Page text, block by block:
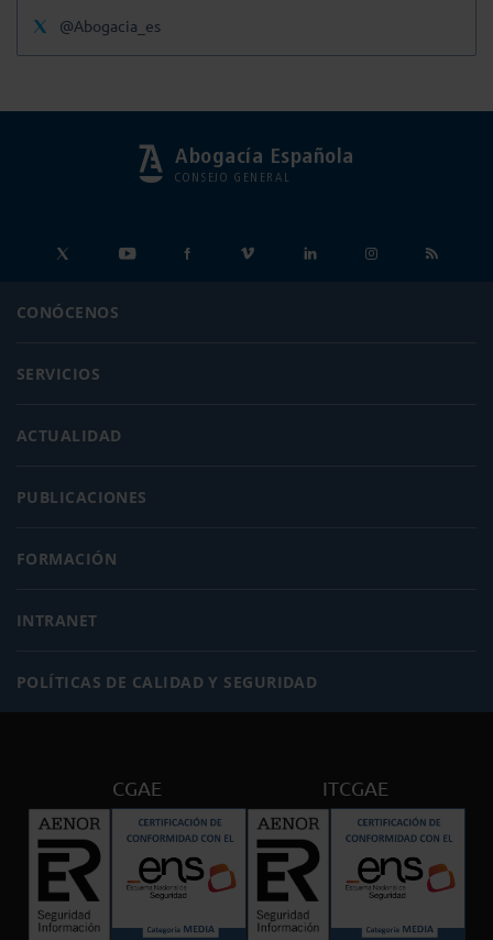
@Abogacia_es
Abogacía Española
CONSEJO GENERAL
CONÓCENOS
SERVICIOS
ACTUALIDAD
PUBLICACIONES
FORMACIÓN
INTRANET
POLÍTICAS DE CALIDAD Y SEGURIDAD
CGAE ITCGAE